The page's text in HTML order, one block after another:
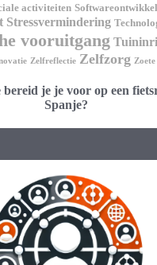
activiteiten
Stressvermindering
vooruitgang
Zelfreflectie Zelfzorg
bereid je je voor op een
Spanje?